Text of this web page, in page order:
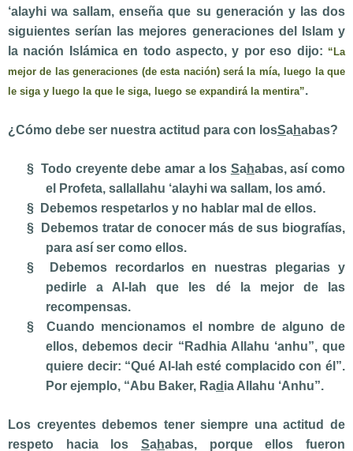
‘alayhi wa sallam, enseña que su generación y las dos
siguientes serían las mejores generaciones del Islam y
la nación Islámica en todo aspecto, y por eso dijo: “La
mejor de las generaciones (de esta nación) será la mía, luego la que
le siga y luego la que le siga, luego se expandirá la mentira”.
¿Cómo debe ser nuestra actitud para con losSahabas?
§Todo creyente debe amar a los Sahabas, así como
el Profeta, sallallahu ‘alayhi wa sallam, los amó.
§
Debemos respetarlos y no hablar mal de ellos.
§
Debemos tratar de conocer más de sus biografías,
para así ser como ellos.
§
Debemos recordarlos en nuestras plegarias y
pedirle a Al-lah que les dé la mejor de las
recompensas.
§ Cuando mencionamos el nombre de alguno de
ellos, debemos decir “Radhia Allahu ‘anhu”, que
quiere decir: “Qué Al-lah esté complacido con él”.
Por ejemplo, “Abu Baker, Rad ia Allahu ‘Anhu”.
Los creyentes debemos tener siempre una actitud de
respeto hacia los Sahabas, porque ellos fueron